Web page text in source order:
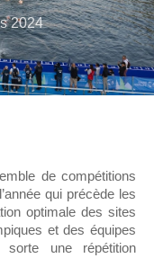
2024
de compétitions
qui précède les
optimale des sites
et des équipes
sorte une répétition